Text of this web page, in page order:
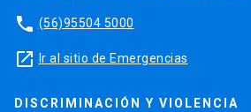
phone (56)95504 5000
launch Ir al sitio de Emergencias
DISCRIMINACIÓN Y VIOLENCIA